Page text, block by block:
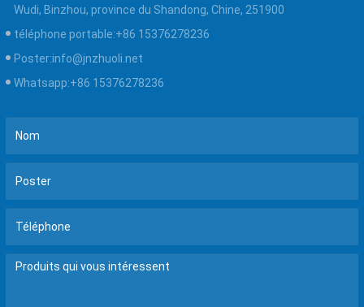
Wudi, Binzhou, province du Shandong, Chine, 251900
téléphone portable:+86 15376278236
Poster:info@jnzhuoli.net
Whatsapp:+86 15376278236